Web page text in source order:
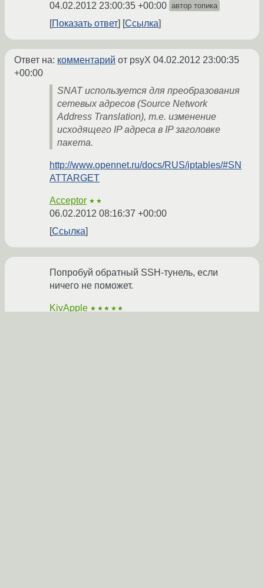
04.02.2012 23:00:35 +00:00 автор топика
Показать ответ Ссылка
Ответ на: комментарий от psyX 04.02.2012 23:00:35
+00:00
SNAT используется для преобразования
сетевых адресов (Source Network
Address Translation), т.е. изменение
исходящего IP адреса в IP заголовке
пакета.
http://www.opennet.ru/docs/RUS/iptables/#SN
ATTARGET
Acceptor ★★
06.02.2012 08:16:37 +00:00
Ссылка
Попробуй обратный SSH-тунель, если
ничего не поможет.
KivApple ★★★★★